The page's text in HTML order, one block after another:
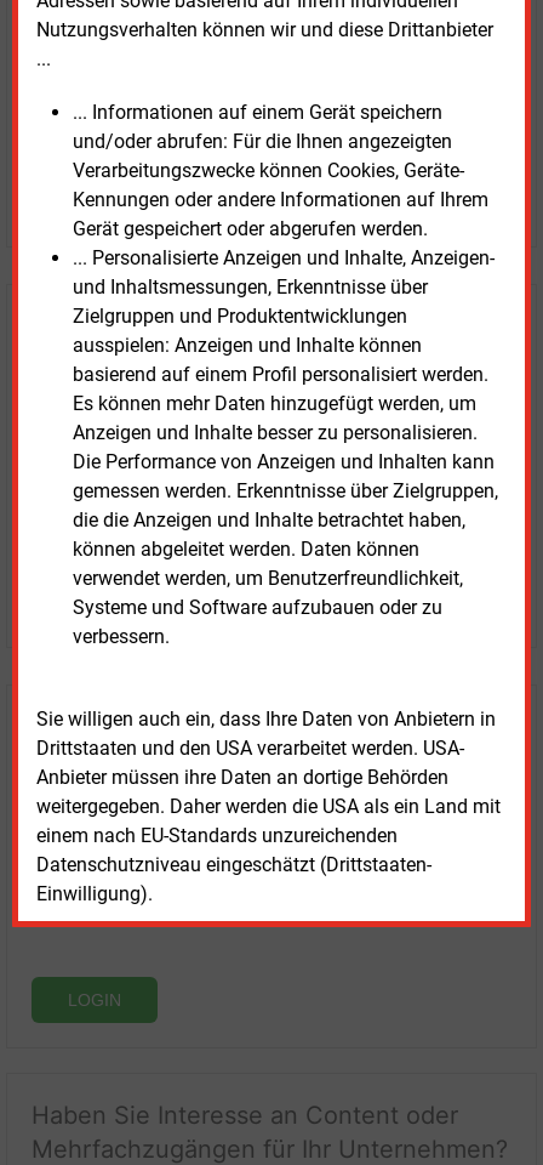
Nutzungsverhalten können wir und diese Drittanbieter
...
... Informationen auf einem Gerät speichern
und/oder abrufen: Für die Ihnen angezeigten
Verarbeitungszwecke können Cookies, Geräte-
Kennungen oder andere Informationen auf Ihrem
Gerät gespeichert oder abgerufen werden.
... Personalisierte Anzeigen und Inhalte, Anzeigen-
und Inhaltsmessungen, Erkenntnisse über
Zielgruppen und Produktentwicklungen
ausspielen: Anzeigen und Inhalte können
basierend auf einem Profil personalisiert werden.
Es können mehr Daten hinzugefügt werden, um
Anzeigen und Inhalte besser zu personalisieren.
Die Performance von Anzeigen und Inhalten kann
gemessen werden. Erkenntnisse über Zielgruppen,
die die Anzeigen und Inhalte betrachtet haben,
können abgeleitet werden. Daten können
verwendet werden, um Benutzerfreundlichkeit,
Systeme und Software aufzubauen oder zu
verbessern.
Sie willigen auch ein, dass Ihre Daten von Anbietern in
Drittstaaten und den USA verarbeitet werden. USA-
Anbieter müssen ihre Daten an dortige Behörden
weitergegeben. Daher werden die USA als ein Land mit
einem nach EU-Standards unzureichenden
Datenschutzniveau eingeschätzt (Drittstaaten-
Einwilligung).
nur € 2.98
JETZT ARTIKEL KAUFEN
Testen SieE&M
kostenlos und
unverbindlich
Zwei Wochen kostenfreier Zugang
Zugang auf stündlich aktualisierte Nachrichten mit
Prognose- und Marktdaten
+ einmal täglich E&M daily
+ zwei Ausgaben der Zeitung E&M
ohne automatische Verlängerung
JETZT KOSTENLOS TESTEN
Login für Kunden
LOGIN
Haben Sie Interesse an Content oder
Mehrfachzugängen für Ihr Unternehmen?